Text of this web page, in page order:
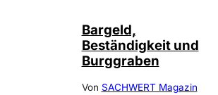
Bargeld,
Beständigkeit und
Burggraben
Von SACHWERT Magazin